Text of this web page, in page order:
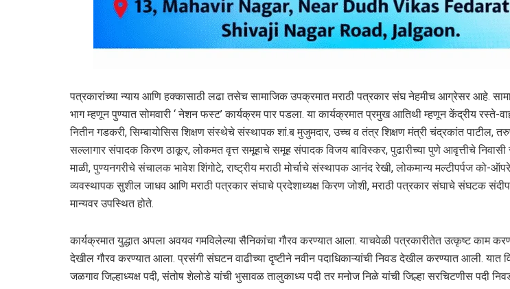
पत्रकारांच्या न्याय आणि हक्कासाठी लढा तसेच सामाजिक उपक्रमात मराठी पत्रकार संघ नेहमीच आग्रेसर आहे.
भाग म्हणून पुण्यात सोमवारी ‘ नेशन फस्ट’ कार्यक्रम पार पडला. या कार्यक्रमात प्रमुख आतिथी म्हणून केंद्रीय रस्ते-
नितीन गडकरी, सिम्बायोसिस शिक्षण संस्थेचे संस्थापक शां.ब मुजुमदार, उच्च व तंत्र शिक्षण मंत्री चंद्रकांत पाटील,
सल्लागार संपादक किरण ठाकूर, लोकमत वृत्त समूहाचे समूह संपादक विजय बाविस्कर, पुढारीच्या पुणे आवृत्तीचे
माळी, पुण्यनगरीचे संचालक भावेश शिंगोटे, राष्ट्रीय मराठी मोर्चाचे संस्थापक आनंद रेखी, लोकमान्य मल्टीपर्पज को-
व्यवस्थापक सुशील जाधव आणि मराठी पत्रकार संघाचे प्रदेशाध्यक्ष किरण जोशी, मराठी पत्रकार संघाचे संघटक
मान्यवर उपस्थित होते.
कार्यक्रमात युद्धात अपला अवयव गमविलेल्या सैनिकांचा गौरव करण्यात आला. याचवेळी पत्रकारीतेत उत्कृष्ट काम
देखील गौरव करण्यात आला. प्रसंगी संघटन वाढीच्या दृष्टीने नवीन पदाधिकाऱ्यांची निवड देखील करण्यात आली. यात
जळगाव जिल्हाध्यक्ष पदी, संतोष शेलोडे यांची भुसावळ तालुकाध्य पदी तर मनोज निळे यांची जिल्हा सरचिटणीस पदी